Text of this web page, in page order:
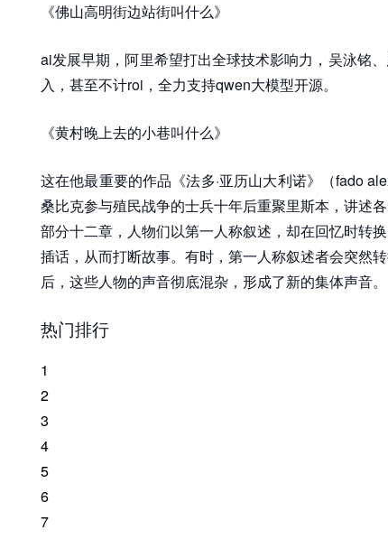
《佛山高明街边站街叫什么》
ai发展早期，阿里希望打出全球技术影响力，吴泳铭
入，甚至不计roi，全力支持qwen大模型开源。
《黄村晚上去的小巷叫什么》
这在他最重要的作品《法多·亚历山大利诺》（fado
桑比克参与殖民战争的士兵十年后重聚里斯本，讲述
部分十二章，人物们以第一人称叙述，却在回忆时转
插话，从而打断故事。有时，第一人称叙述者会突然
后，这些人物的声音彻底混杂，形成了新的集体声音。
热门排行
1
2
3
4
5
6
7